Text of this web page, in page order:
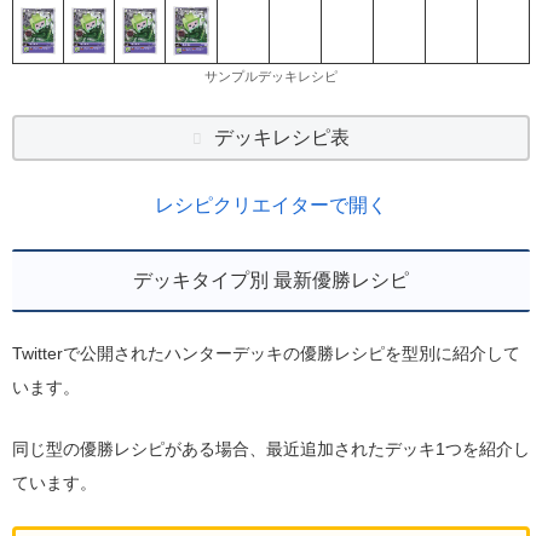
サンプルデッキレシピ
デッキレシピ表
レシピクリエイターで開く
デッキタイプ別 最新優勝レシピ
Twitterで公開されたハンターデッキの優勝レシピを型別に紹介して
います。
同じ型の優勝レシピがある場合、最近追加されたデッキ1つを紹介し
ています。